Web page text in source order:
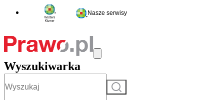
Nasze serwisy
Wyszukiwarka
Szukaj